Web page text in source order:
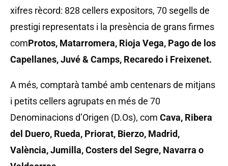
xifres rècord: 828 cellers expositors, 70 segells de
prestigi representats i la presència de grans firmes
comProtos, Matarromera, Rioja Vega, Pago de los
Capellanes, Juvé & Camps, Recaredo i Freixenet.
A més, comptarà també amb centenars de mitjans
i petits cellers agrupats en més de 70
Denominacions d’Origen (D.Os), com Cava, Ribera
del Duero, Rueda, Priorat, Bierzo, Madrid,
València, Jumilla, Costers del Segre, Navarra o